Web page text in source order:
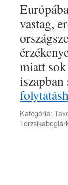
vastag,
miatt
Kategória: